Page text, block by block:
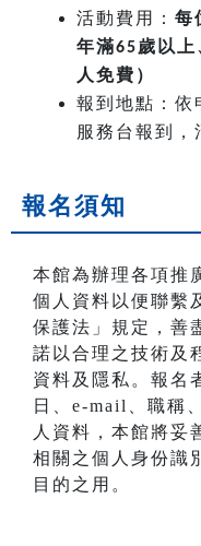
活動費用： 每
年滿65歲以
人免費）
報到地點：依
服務台報到，
報名須知
本館為辦理各項推
個人資料以便聯繫
保護法」規定，善
諾以合理之技術及
資料及隱私。報名
日、e-mail、職稱
人資料，本館將妥
相關之個人身份識
目的之用。